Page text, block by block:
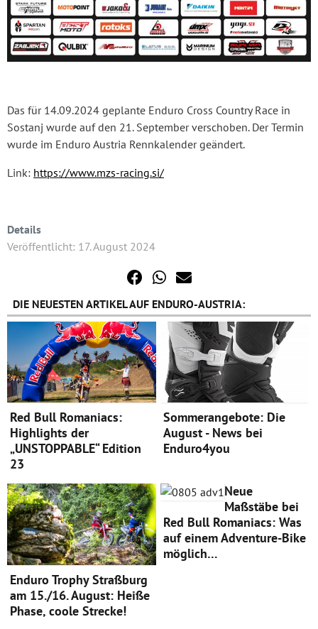
Das für 14.09.2024 geplante Enduro Cross Country Race in
Sostanj wurde auf den 21. September verschoben. Der Termin
wurde im Enduro Austria Rennkalender geändert.
Link: https://www.mzs-racing.si/
Details
Veröffentlicht: 17. August 2024
DIE NEUESTEN ARTIKEL AUF ENDURO-AUSTRIA:
Red Bull Romaniacs:
Highlights der
„UNSTOPPABLE“ Edition
23
Sommerangebote: Die
August - News bei
Enduro4you
Enduro Trophy Straßburg
am 15./16. August: Heiße
Phase, coole Strecke!
Neue
Maßstäbe bei
Red Bull Romaniacs: Was
auf einem Adventure-Bike
möglich…